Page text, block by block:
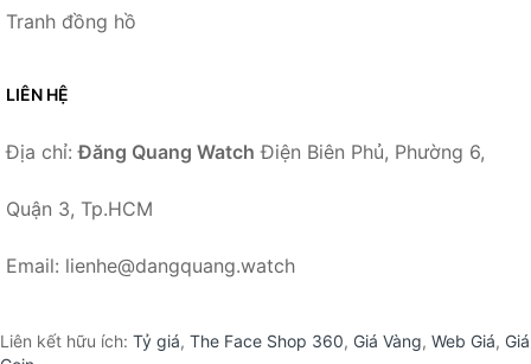
Tranh đồng hồ
LIÊN HỆ
Địa chỉ:Đăng Quang Watch Điện Biên Phủ, Phường 6,
Quận 3, Tp.HCM
Email: lienhe@dangquang.watch
Liên kết hữu ích: Tỷ giá, The Face Shop 360, Giá Vàng, Web Giá, Giá